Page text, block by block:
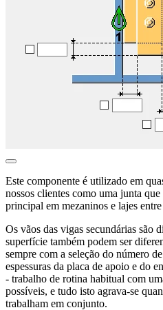
Este componente é utilizado em
nossos clientes como uma junta
principal em mezaninos e lajes
Os vãos das vigas secundárias são
superfície também podem ser
sempre com a seleção do número
espessuras da placa de apoio e do
- trabalho de rotina habitual com
possíveis, e tudo isto agrava-se
trabalham em conjunto.